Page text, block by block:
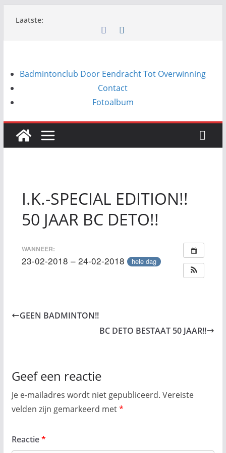
naar
Laatste:
Badmintonclub Door Eendracht Tot Overwinning
Contact
Fotoalbum
I.K.-SPECIAL EDITION!!
50 JAAR BC DETO!!
WANNEER:
23-02-2018 – 24-02-2018 hele dag
GEEN BADMINTON!!
BC DETO BESTAAT 50 JAAR!!
Geef een reactie
Je e-mailadres wordt niet gepubliceerd. Vereiste
velden zijn gemarkeerd met*
Reactie*